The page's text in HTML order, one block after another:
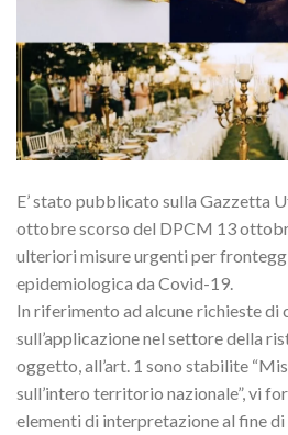
E’ stato pubblicato sulla Gazzetta
ottobre scorso del DPCM 13
ulteriori misure urgenti per
epidemiologica da Covid-19.
In riferimento ad alcune richieste di
sull’applicazione nel settore della
oggetto, all’art. 1 sono stabilite
sull’intero territorio nazionale”, vi
elementi di interpretazione al fine di